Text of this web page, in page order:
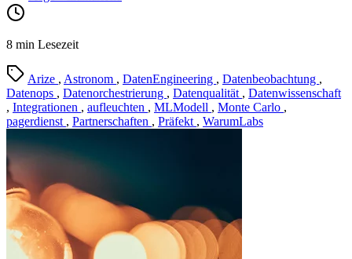
8 min Lesezeit
Arize , Astronom , DatenEngineering , Datenbeobachtung ,
Datenops , Datenorchestrierung , Datenqualität , Datenwissenschaft
, Integrationen , aufleuchten , MLModell , Monte Carlo ,
pagerdienst , Partnerschaften , Präfekt , WarumLabs